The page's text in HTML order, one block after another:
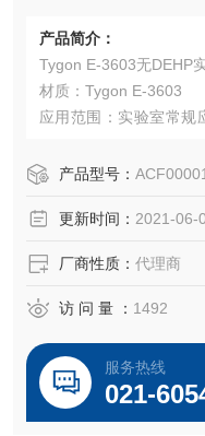
产品简介：
Tygon E-3603无DEHP
材质：Tygon E-3603
应用范围：实验室常规
特点：不含 DEHP，
明。
足 USP Class VI 级和
产品型号： ACF00001
更新时间： 2021-06-
厂商性质： 代理商
访 问 量 ： 1492
服务热线
021-